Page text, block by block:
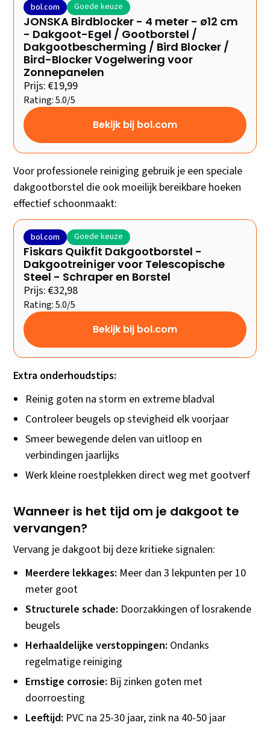
bol.com Goede keuze
JONSKA Birdblocker - 4 meter - ø12 cm
- Dakgoot-Egel / Gootborstel /
Dakgootbescherming / Bird Blocker /
Bird-Blocker Vogelwering voor
Zonnepanelen
Prijs: €19,99
Rating: 5.0/5
Bekijk bij bol.com
Voor professionele reiniging gebruik je een speciale
dakgootborstel die ook moeilijk bereikbare hoeken
effectief schoonmaakt:
bol.com Goede keuze
Fiskars Quikfit Dakgootborstel -
Dakgootreiniger voor Telescopische
Steel - Schraper en Borstel
Prijs: €32,98
Rating: 5.0/5
Bekijk bij bol.com
Extra onderhoudstips:
Reinig goten na storm en extreme bladval
Controleer beugels op stevigheid elk voorjaar
Smeer bewegende delen van uitloop en
verbindingen jaarlijks
Werk kleine roestplekken direct weg met gootverf
Wanneer is het tijd om je dakgoot te
vervangen?
Vervang je dakgoot bij deze kritieke signalen:
Meerdere lekkages: Meer dan 3 lekpunten per 10
meter goot
Structurele schade: Doorzakkingen of losrakende
beugels
Herhaaldelijke verstoppingen: Ondanks
regelmatige reiniging
Ernstige corrosie: Bij zinken goten met
doorroesting
Leeftijd: PVC na 25-30 jaar, zink na 40-50 jaar